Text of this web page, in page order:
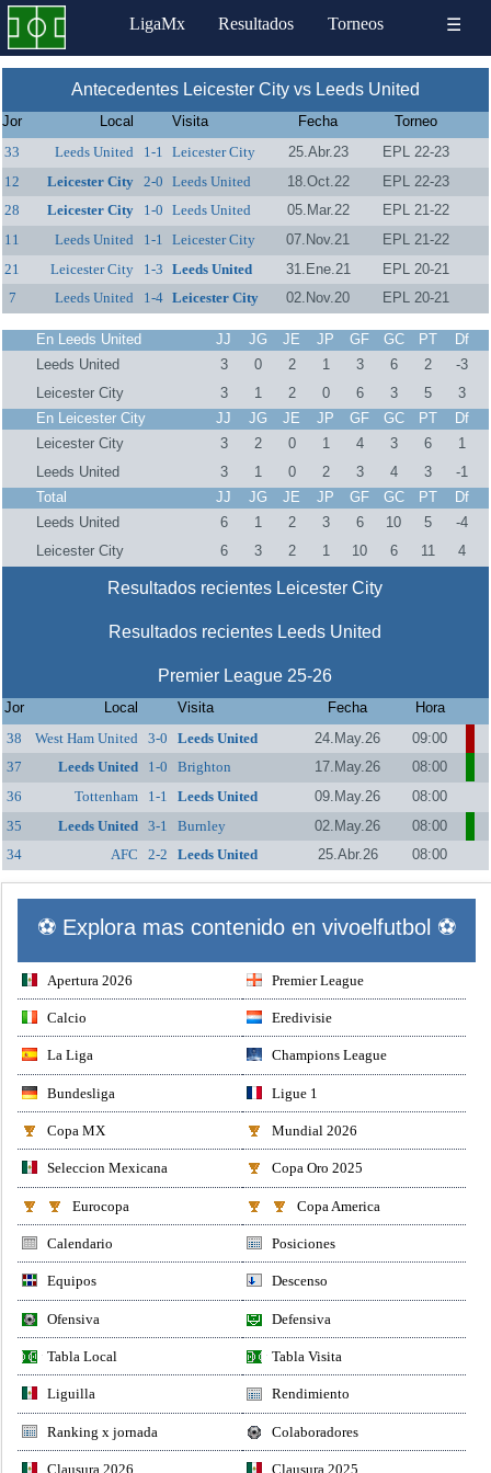
LigaMx Resultados Torneos ☰
Antecedentes Leicester City vs Leeds United
Jor Local Visita Fecha
Torneo
33
Leeds United 1-1 Leicester City 25.Abr.23
EPL 22-23
12
Leicester City 2-0 Leeds United 18.Oct.22
EPL 22-23
28
Leicester City 1-0 Leeds United 05.Mar.22
EPL 21-22
11
Leeds United 1-1 Leicester City 07.Nov.21
EPL 21-22
21
Leicester City 1-3 Leeds United 31.Ene.21
EPL 20-21
7
Leeds United 1-4 Leicester City 02.Nov.20 EPL 20-21
En Leeds United JJ JG JE JP GF GC PT
Df
Leeds United
3 0 2 1 3 6 2
-3
Leicester City
3 1 2 0 6 3 5
3
En Leicester City
JJ JG JE JP GF GC PT
Df
Leicester City
3 2 0 1 4 3 6
1
Leeds United
3 1 0 2 3 4 3
-1
Total
JJ JG JE JP GF GC PT
Df
Leeds United
6 1 2 3 6 10 5
-4
Leicester City
6 3 2 1 10 6 11 4
Resultados recientes Leicester City
Resultados recientes Leeds United
Premier League 25-26
Jor Local Visita Fecha
Hora
38
West Ham United 3-0 Leeds United 24.May.26
09:00
37
Leeds United 1-0 Brighton 17.May.26
08:00
36
Tottenham
Hotspur
1-1 Leeds United 09.May.26
08:00
35
Leeds United 3-1 Burnley 02.May.26
08:00
34
AFC
Bournemouth
2-2 Leeds United 25.Abr.26 08:00
⚽ Explora mas contenido en vivoelfutbol ⚽
Apertura 2026 Premier League
Calcio Eredivisie
La Liga Champions League
Bundesliga Ligue 1
Copa MX Mundial 2026
Seleccion Mexicana Copa Oro 2025
Eurocopa Copa America
Calendario Posiciones
Equipos Descenso
Ofensiva Defensiva
Tabla Local Tabla Visita
Liguilla Rendimiento
Ranking x jornada Colaboradores
Clausura 2026 Clausura 2025